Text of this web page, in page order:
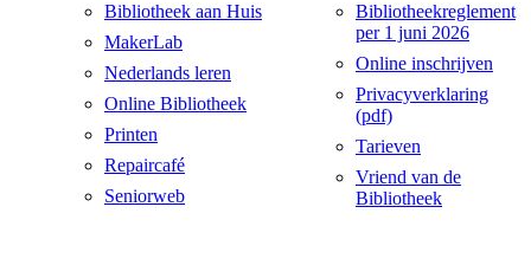
Bibliotheek aan Huis
MakerLab
Nederlands leren
Online Bibliotheek
Printen
Repaircafé
Seniorweb
Bibliotheekreglement
per 1 juni 2026
Online inschrijven
Privacyverklaring
(pdf)
Tarieven
Vriend van de
Bibliotheek